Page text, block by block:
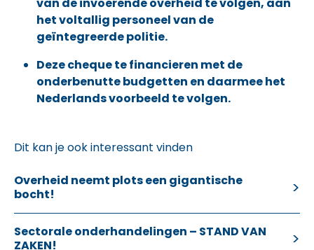
het voltallig personeel van de
geïntegreerde politie.
Deze cheque te financieren met de
onderbenutte budgetten en daarmee het
Nederlands voorbeeld te volgen.
Dit kan je ook interessant vinden
Overheid neemt plots een gigantische
bocht!
Sectorale onderhandelingen – STAND VAN
ZAKEN!